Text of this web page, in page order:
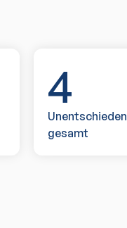
4
Unentschieden
gesamt